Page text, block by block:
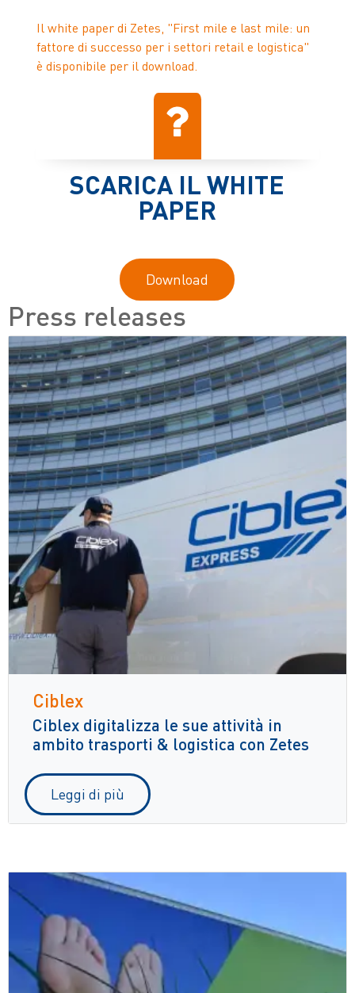
Il white paper di Zetes, "First mile e last mile: un
fattore di successo per i settori retail e logistica"
è disponibile per il download.
SCARICA IL WHITE
PAPER
Download
Press releases
Ciblex
Ciblex digitalizza le sue attività in
ambito trasporti & logistica con Zetes
Leggi di più